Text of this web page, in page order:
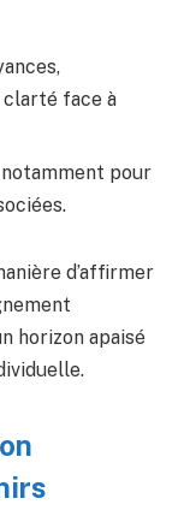
face à
notamment pour
d’affirmer
horizon apaisé